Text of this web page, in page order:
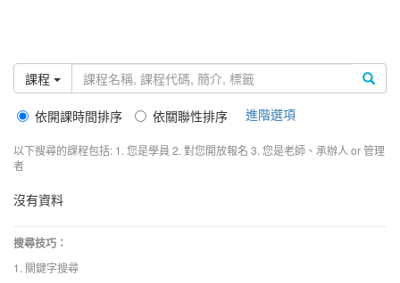
課程
依開課時間排序 依關聯性排序 進階選項
以下搜尋的課程包括: 1. 您是學員 2. 對您開放報名 3. 您是老師、承辦人 or 管理
者
沒有資料
搜尋技巧：
1. 關鍵字搜尋